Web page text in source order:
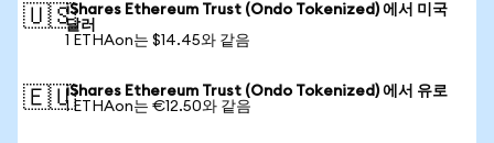
🇺🇸iShares Ethereum Trust (Ondo Tokenized) 에서 미국
달러
1 ETHAon는 $14.45와 같음
🇪🇺iShares Ethereum Trust (Ondo Tokenized) 에서 유로
1 ETHAon는 €12.50와 같음